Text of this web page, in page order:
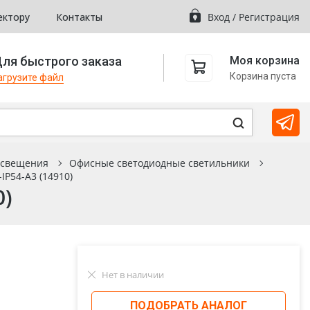
Контакты Вход / Регистрация
быстрого заказа
файл
Моя корзина
Корзина пуста
Офисные светодиодные светильники
A3 (14910)
Нет в наличии
ПОДОБРАТЬ АНАЛОГ